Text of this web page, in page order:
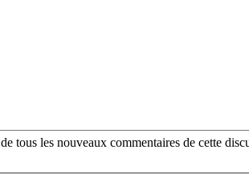
tous les nouveaux commentaires de cette